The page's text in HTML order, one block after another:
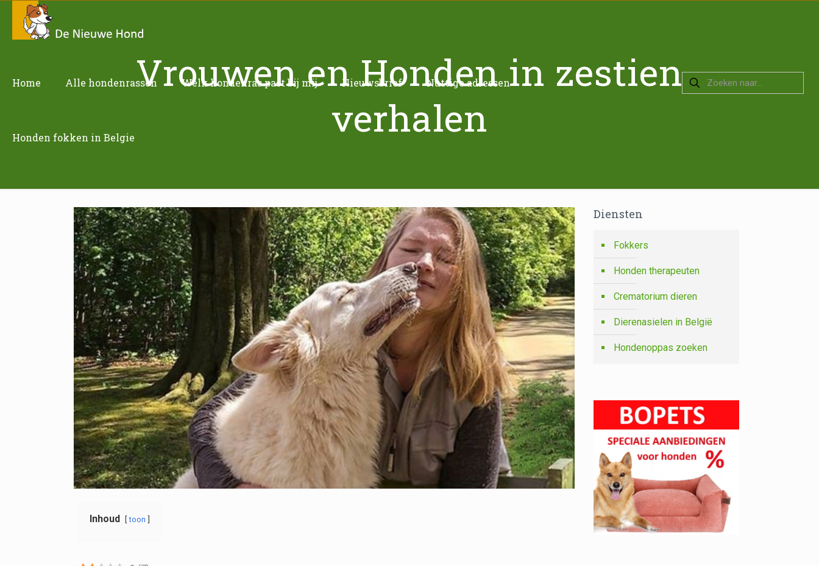
Home Alle hondenrassen Welk hondenras past bij mij Nieuwsbrief Nuttige adressen
Honden fokken in Belgie
Vrouwen en Honden in zestien
verhalen
Inhoud toon
Diensten
Fokkers
Honden therapeuten
Crematorium dieren
Dierenasielen in België
Hondenoppas zoeken